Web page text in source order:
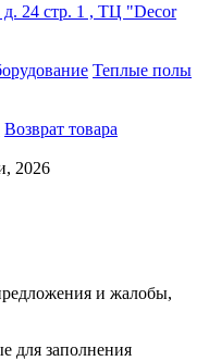
24 стр. 1 , ТЦ "Decor
Теплые полы
Возврат товара
2026
и жалобы,
для заполнения